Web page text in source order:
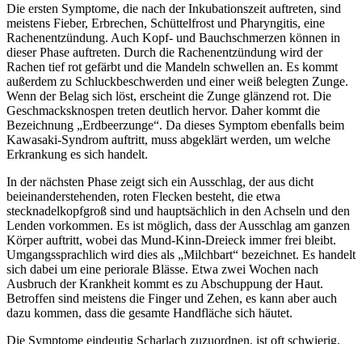
Die ersten Symptome, die nach der Inkubationszeit auftreten, sind
meistens Fieber, Erbrechen, Schüttelfrost und Pharyngitis, eine
Rachenentzündung. Auch Kopf- und Bauchschmerzen können in
dieser Phase auftreten. Durch die Rachenentzündung wird der
Rachen tief rot gefärbt und die Mandeln schwellen an. Es kommt
außerdem zu Schluckbeschwerden und einer weiß belegten Zunge.
Wenn der Belag sich löst, erscheint die Zunge glänzend rot. Die
Geschmacksknospen treten deutlich hervor. Daher kommt die
Bezeichnung „Erdbeerzunge“. Da dieses Symptom ebenfalls beim
Kawasaki-Syndrom auftritt, muss abgeklärt werden, um welche
Erkrankung es sich handelt.
In der nächsten Phase zeigt sich ein Ausschlag, der aus dicht
beieinanderstehenden, roten Flecken besteht, die etwa
stecknadelkopfgroß sind und hauptsächlich in den Achseln und den
Lenden vorkommen. Es ist möglich, dass der Ausschlag am ganzen
Körper auftritt, wobei das Mund-Kinn-Dreieck immer frei bleibt.
Umgangssprachlich wird dies als „Milchbart“ bezeichnet. Es handelt
sich dabei um eine periorale Blässe. Etwa zwei Wochen nach
Ausbruch der Krankheit kommt es zu Abschuppung der Haut.
Betroffen sind meistens die Finger und Zehen, es kann aber auch
dazu kommen, dass die gesamte Handfläche sich häutet.
Die Symptome eindeutig Scharlach zuzuordnen, ist oft schwierig.